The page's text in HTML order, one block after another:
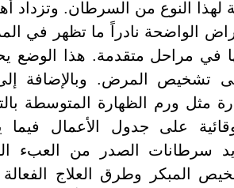
لهذا النوع من السرطان. وتزداد
الواضحة نادراً ما تظهر في
في مراحل متقدمة. هذا الوضع
تشخيص المرض. وبالإضافة
مثل ورم الظهارة المتوسطة
على جدول الأعمال فيما
سرطانات الصدر من العبء
المبكر وطرق العلاج